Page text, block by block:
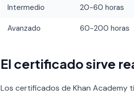
Intermedio 20-60 horas
Avanzado 60-200 horas
El certificado sirve
Los certificados de Khan Academy